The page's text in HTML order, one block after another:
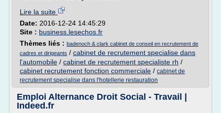
Lire la suite
Date: 2016-12-24 14:45:29
Site : business.lesechos.fr
Thèmes liés : badenoch & clark cabinet de conseil en recrutement de
cadres et dirigeants / cabinet de recrutement specialise dans
l'automobile / cabinet de recrutement specialiste rh /
cabinet recrutement fonction commerciale / cabinet de
recrutement specialise dans l'hotellerie restauration
Emploi Alternance Droit Social - Travail |
Indeed.fr